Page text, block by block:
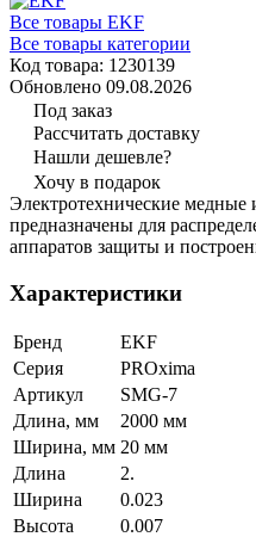
Все товары EKF
Все товары категории
Код товара: 1230139
Обновлено 09.08.2026
Под заказ
Рассчитать доставку
Нашли дешевле?
Хочу в подарок
Электротехнические
предназначены для
аппаратов защиты и
Характеристики
Бренд
EKF
Серия
PROxima
Артикул
SMG-7
Длина, мм
2000 мм
Ширина, мм 20 мм
Длина
2.
Ширина
0.023
Высота
0.007